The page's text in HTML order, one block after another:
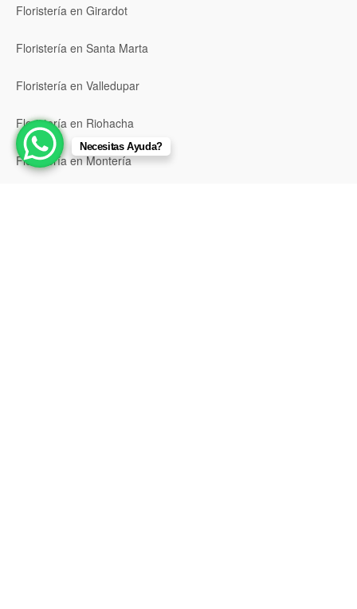
Floristería en Girardot
Floristería en Santa Marta
Floristería en Valledupar
Floristería en Riohacha
Floristería en Montería
Necesitas Ayuda?